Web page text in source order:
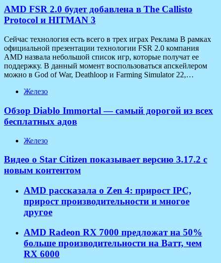
AMD FSR 2.0 будет добавлена в The Callisto
Protocol и HITMAN 3
Сейчас технология есть всего в трех играх Реклама В рамках
официальной презентации технологии FSR 2.0 компания
AMD назвала небольшой список игр, которые получат ее
поддержку. В данный момент воспользоваться апскейлером
можно в God of War, Deathloop и Farming Simulator 22,…
Железо
Обзор Diablo Immortal — самый дорогой из всех
бесплатных адов
Железо
Видео о Star Citizen показывает версию 3.17.2 с
новым контентом
AMD рассказала о Zen 4: прирост IPC,
прирост производительности и многое
другое
AMD Radeon RX 7000 предложат на 50%
больше производительности на Ватт, чем
RX 6000